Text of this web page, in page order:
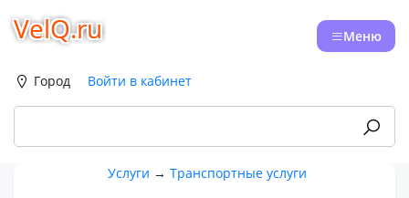
VelQ.ru Меню
Город Войти в кабинет
Услуги →Транспортные услуги